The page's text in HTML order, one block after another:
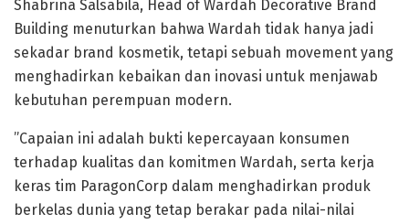
Shabrina Salsabila, Head of Wardah Decorative Brand
Building menuturkan bahwa Wardah tidak hanya jadi
sekadar brand kosmetik, tetapi sebuah movement yang
menghadirkan kebaikan dan inovasi untuk menjawab
kebutuhan perempuan modern.
”Capaian ini adalah bukti kepercayaan konsumen
terhadap kualitas dan komitmen Wardah, serta kerja
keras tim ParagonCorp dalam menghadirkan produk
berkelas dunia yang tetap berakar pada nilai-nilai